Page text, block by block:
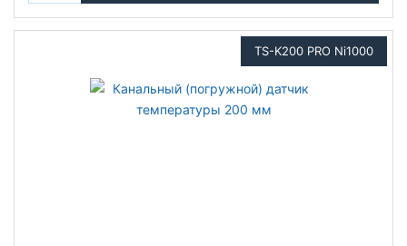
TS-K200 PRO Ni1000